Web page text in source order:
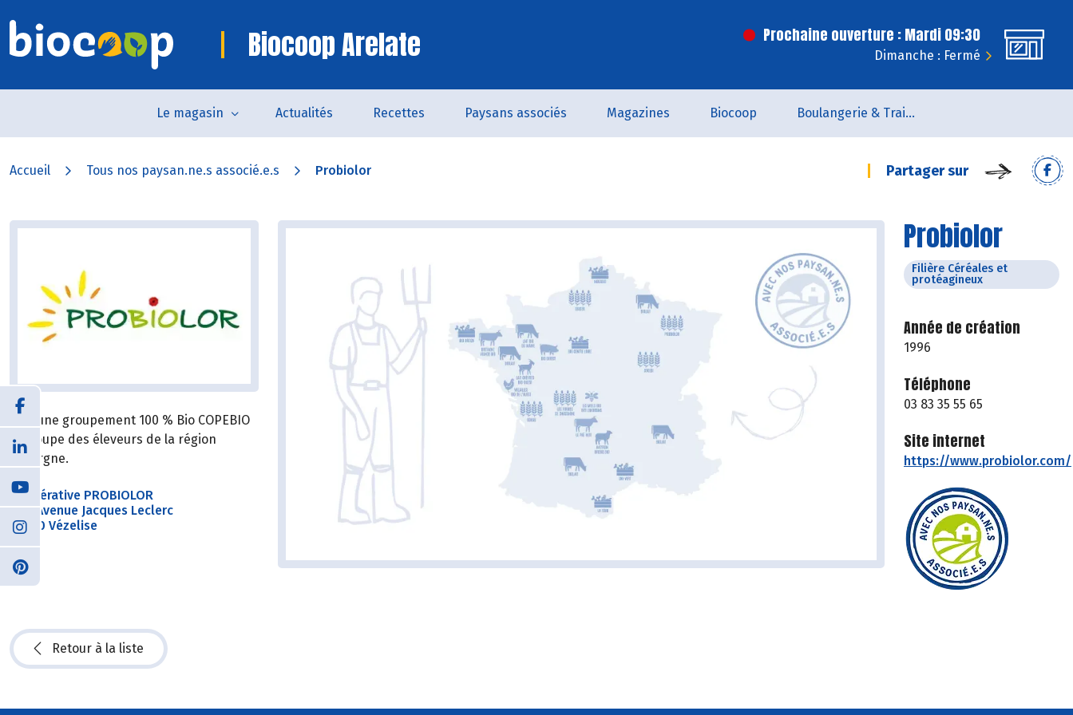
Biocoop Arelate Prochaine ouverture : Mardi 09:30
Dimanche : Fermé
Le magasin Actualités Recettes Paysans associés Magazines Biocoop Boulangerie & Traiteur
Accueil Tous nos paysan.ne.s associé.e.s Probiolor Partager sur
Probiolor
Filière Céréales et
protéagineux
Année de création
1996
Téléphone
03 83 35 55 65
Site internet
https://www.probiolor.com/
Le jeune groupement 100 % Bio COPEBIO
regroupe des éleveurs de la région
Auvergne.
Coopérative PROBIOLOR
2bis Avenue Jacques Leclerc
54330 Vézelise
Retour à la liste